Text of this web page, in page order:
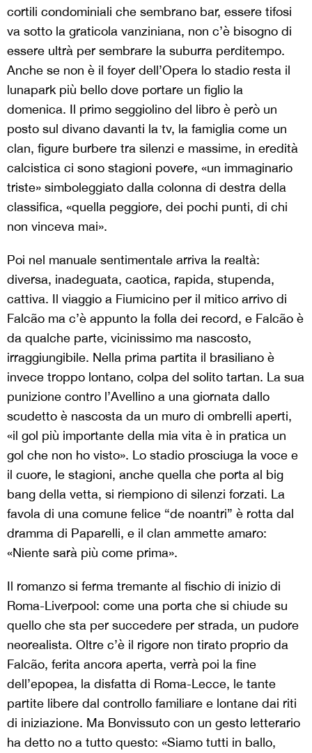
cortili condominiali che sembrano bar, essere tifosi
va sotto la graticola vanziniana, non c’è bisogno di
essere ultrà per sembrare la suburra perditempo.
Anche se non è il foyer dell’Opera lo stadio resta il
lunapark più bello dove portare un figlio la
domenica. Il primo seggiolino del libro è però un
posto sul divano davanti la tv, la famiglia come un
clan, figure burbere tra silenzi e massime, in eredità
calcistica ci sono stagioni povere, «un immaginario
triste» simboleggiato dalla colonna di destra della
classifica, «quella peggiore, dei pochi punti, di chi
non vinceva mai».
Poi nel manuale sentimentale arriva la realtà:
diversa, inadeguata, caotica, rapida, stupenda,
cattiva. Il viaggio a Fiumicino per il mitico arrivo di
Falcão ma c’è appunto la folla dei record, e Falcão è
da qualche parte, vicinissimo ma nascosto,
irraggiungibile. Nella prima partita il brasiliano è
invece troppo lontano, colpa del solito tartan. La sua
punizione contro l’Avellino a una giornata dallo
scudetto è nascosta da un muro di ombrelli aperti,
«il gol più importante della mia vita è in pratica un
gol che non ho visto». Lo stadio prosciuga la voce e
il cuore, le stagioni, anche quella che porta al big
bang della vetta, si riempiono di silenzi forzati. La
favola di una comune felice “de noantri” è rotta dal
dramma di Paparelli, e il clan ammette amaro:
«Niente sarà più come prima».
Il romanzo si ferma tremante al fischio di inizio di
Roma-Liverpool: come una porta che si chiude su
quello che sta per succedere per strada, un pudore
neorealista. Oltre c’è il rigore non tirato proprio da
Falcão, ferita ancora aperta, verrà poi la fine
dell’epopea, la disfatta di Roma-Lecce, le tante
partite libere dal controllo familiare e lontane dai riti
di iniziazione. Ma Bonvissuto con un gesto letterario
ha detto no a tutto questo: «Siamo tutti in ballo,